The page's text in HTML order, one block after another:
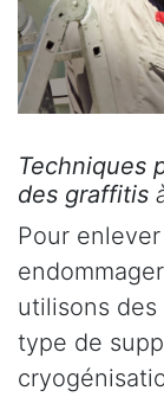
Techniques
des graffitis
Pour
utilisons
type de